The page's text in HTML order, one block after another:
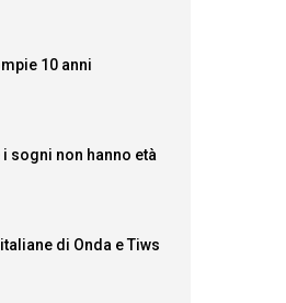
10 anni
i sogni non hanno età
di Onda e Tiws